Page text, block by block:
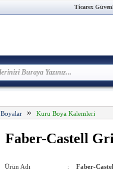
Ticarex
Boyalar» Kuru Boya Kalemleri
Faber-Castell
Ürün Adı : Faber-